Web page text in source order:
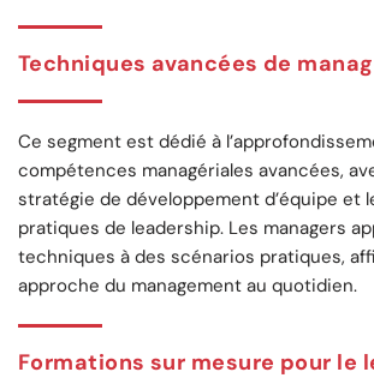
Techniques avancées de
Ce segment est dédié à
compétences managériales avancées,
stratégie de développement d’équipe et
pratiques de leadership. Les managers
techniques à des scénarios pratiques,
approche du management au quotidien.
Formations sur mesure pour le